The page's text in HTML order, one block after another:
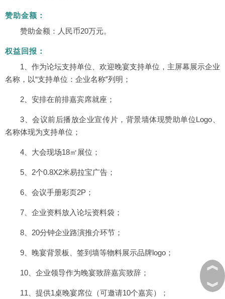
赞助金额：
赞助金额：人民币20万元。
权益回报：
1、作为论坛支持单位、欢迎晚宴支持单位，主屏幕展示企业
名称，以“支持单位：企业名称”列明；
2、安排在前排嘉宾席就座；
3、会议前后播放企业宣传片，背景墙体现赞助单位Logo、
名称体现为支持单位；
4、大会现场18㎡展位；
5、2个0.8X2米易拉宝广告；
6、会议手册彩页2P；
7、企业资料放入论坛资料袋；
8、20分钟企业路演推介环节；
9、晚宴背景板、签到墙等物料展示品牌logo；
10、企业领导作为晚宴致辞嘉宾致辞；
11、提供1桌晚宴席位（可邀请10个嘉宾）；
︽
︾